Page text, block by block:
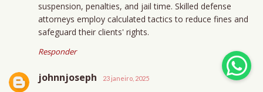
suspension, penalties, and jail time. Skilled defense
attorneys employ calculated tactics to reduce fines and
safeguard their clients' rights.
Responder
johnnjoseph 23 janeiro, 2025